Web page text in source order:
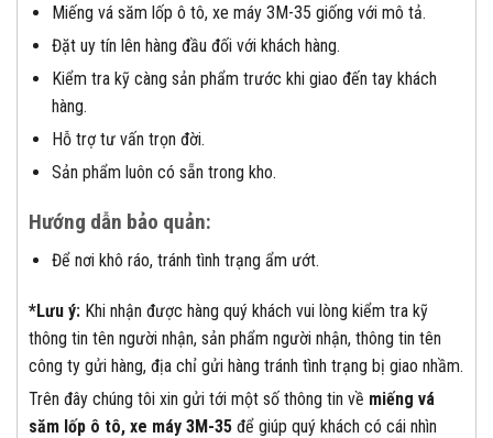
Miếng vá săm lốp ô tô, xe máy 3M-35 giống với mô tả.
Đặt uy tín lên hàng đầu đối với khách hàng.
Kiểm tra kỹ càng sản phẩm trước khi giao đến tay khách
hàng.
Hỗ trợ tư vấn trọn đời.
Sản phẩm luôn có sẵn trong kho.
Hướng dẫn bảo quản:
Để nơi khô ráo, tránh tình trạng ẩm ướt.
*Lưu ý: Khi nhận được hàng quý khách vui lòng kiểm tra kỹ
thông tin tên người nhận, sản phẩm người nhận, thông tin tên
công ty gửi hàng, địa chỉ gửi hàng tránh tình trạng bị giao nhầm.
Trên đây chúng tôi xin gửi tới một số thông tin về miếng vá
săm lốp ô tô, xe máy 3M-35 để giúp quý khách có cái nhìn